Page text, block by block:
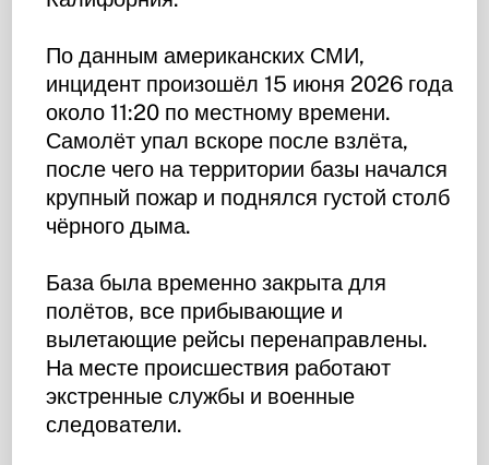
По данным американских СМИ,
инцидент произошёл 15 июня 2026 года
около 11:20 по местному времени.
Самолёт упал вскоре после взлёта,
после чего на территории базы начался
крупный пожар и поднялся густой столб
чёрного дыма.
База была временно закрыта для
полётов, все прибывающие и
вылетающие рейсы перенаправлены.
На месте происшествия работают
экстренные службы и военные
следователи.